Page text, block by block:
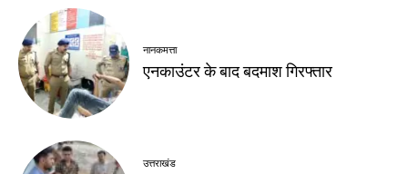
नानकमत्ता
एनकाउंटर के बाद बदमाश गिरफ्तार
उत्तराखंड